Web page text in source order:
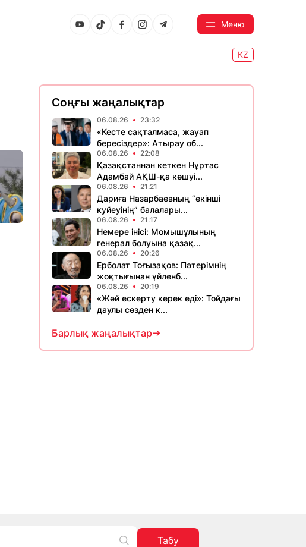
Меню
KZ
Соңғы жаңалықтар
06.08.26 23:32
«Кесте сақталмаса, жауап
бересіздер»: Атырау об...
06.08.26 22:08
Қазақстаннан кеткен Нұртас
Адамбай АҚШ-қа көшуі...
06.08.26 21:21
Дариға Назарбаевның “екінші
куйеуінің” балалары...
06.08.26 21:17
Немере інісі: Момышұлының
генерал болуына қазақ...
06.08.26 20:26
Ерболат Тоғызақов: Пәтерімнің
жоқтығынан үйленб...
06.08.26 20:19
«Жәй ескерту керек еді»: Тойдағы
даулы сөзден к...
Барлық жаңалықтар
Табу